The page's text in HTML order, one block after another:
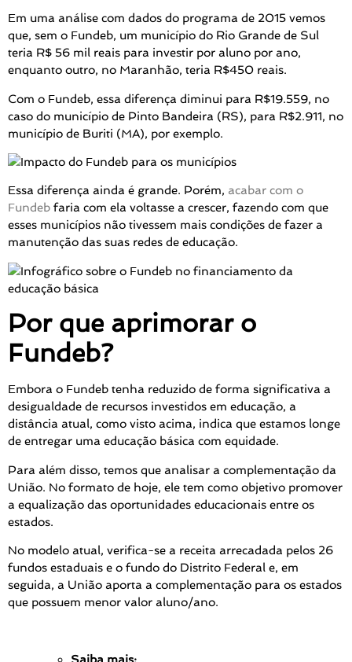
Em uma análise com dados do programa de 2015 vemos
que, sem o Fundeb, um município do Rio Grande de Sul
teria R$ 56 mil reais para investir por aluno por ano,
enquanto outro, no Maranhão, teria R$450 reais.
Com o Fundeb, essa diferença diminui para R$19.559, no
caso do município de Pinto Bandeira (RS), para R$2.911, no
município de Buriti (MA), por exemplo.
Essa diferença ainda é grande. Porém, acabar com o
Fundeb faria com ela voltasse a crescer, fazendo com que
esses municípios não tivessem mais condições de fazer a
manutenção das suas redes de educação.
Por que aprimorar o
Fundeb?
Embora o Fundeb tenha reduzido de forma significativa a
desigualdade de recursos investidos em educação, a
distância atual, como visto acima, indica que estamos longe
de entregar uma educação básica com equidade.
Para além disso, temos que analisar a complementação da
União. No formato de hoje, ele tem como objetivo promover
a equalização das oportunidades educacionais entre os
estados.
No modelo atual, verifica-se a receita arrecadada pelos 26
fundos estaduais e o fundo do Distrito Federal e, em
seguida, a União aporta a complementação para os estados
que possuem menor valor aluno/ano.